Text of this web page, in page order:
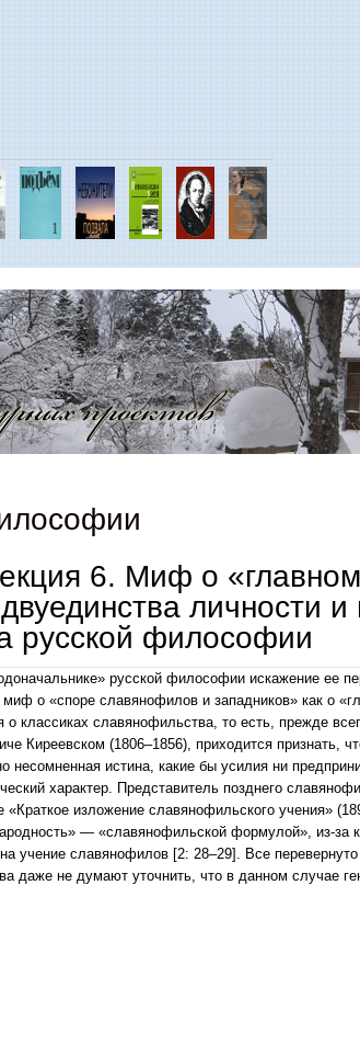
6. Миф о «главном
личности и
русской философии
русской философии искажение ее
о «споре славянофилов и западников» как о
классиках славянофильства, то есть, прежде
Киреевском (1806–1856), приходится признать,
несомненная истина, какие бы усилия ни
характер. Представитель позднего
изложение славянофильского учения»
— «славянофильской формулой», из-за
учение славянофилов [2: 28–29]. Все
даже не думают уточнить, что в данном случае